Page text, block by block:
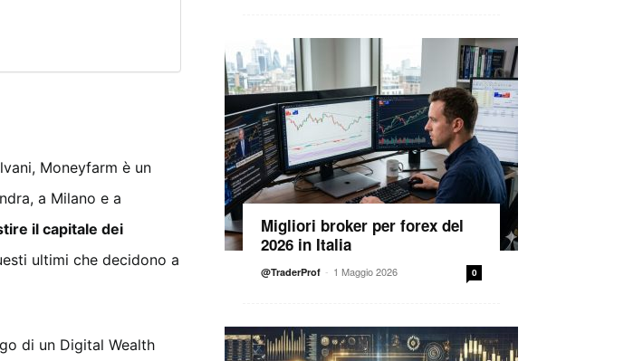
Moneyfarm è un
a Milano e a
il capitale dei
ultimi che decidono a
di un Digital Wealth
Migliori broker per forex del
2026 in Italia
@TraderProf - 1 Maggio 2026 0